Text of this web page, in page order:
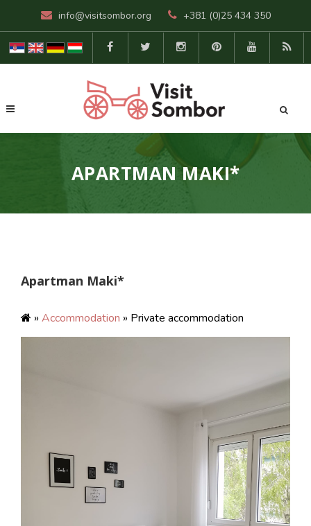
info@visitsombor.org +381 (0)25 434 350
APARTMAN MAKI*
Apartman Maki*
» Accommodation » Private accommodation